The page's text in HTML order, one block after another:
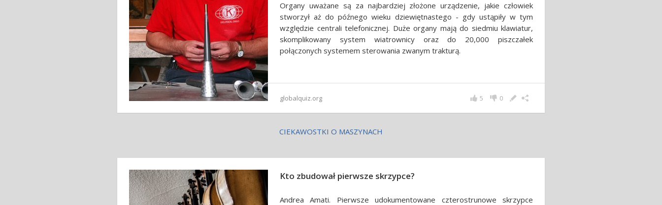
Organy uważane są za najbardziej złożone urządzenie, jakie człowiek
stworzył aż do późnego wieku dziewiętnastego - gdy ustąpiły w tym
względzie centrali telefonicznej. Duże organy mają do siedmiu klawiatur,
skomplikowany system wiatrownicy oraz do 20,000 piszczałek
połączonych systemem sterowania zwanym trakturą.
globalquiz.org 0
5
CIEKAWOSTKI O MASZYNACH
Kto zbudował pierwsze skrzypce?
Andrea Amati. Pierwsze udokumentowane czterostrunowe skrzypce